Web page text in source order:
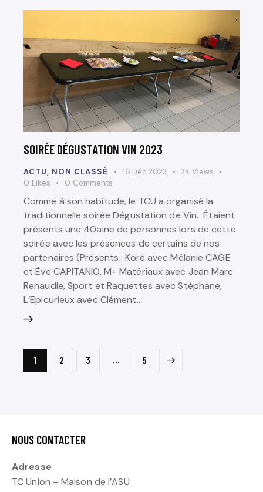
SOIRÉE DÉGUSTATION VIN 2023
ACTU, NON CLASSÉ 16 Déc 2023 2K Views
0 Likes 0 Comments
Comme à son habitude, le TCU a organisé la
traditionnelle soirée Dégustation de Vin. Étaient
présents une 40aine de personnes lors de cette
soirée avec les présences de certains de nos
partenaires (Présents : Koré avec Mélanie CAGE
et Ève CAPITANIO, M+ Matériaux avec Jean Marc
Renaudie, Sport et Raquettes avec Stéphane,
L’Epicurieux avec Clément…
NAVIGATION
DES
Page
1 Page
2 Page
3 Page
5
>
NOUS CONTACTER
Adresse
TC Union – Maison de l’ASU